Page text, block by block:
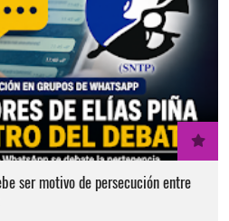
ser motivo de persecución entre